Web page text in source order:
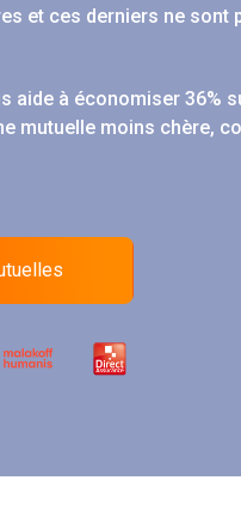
et ces derniers ne sont
aide à économiser 36%
mutuelle moins chère,